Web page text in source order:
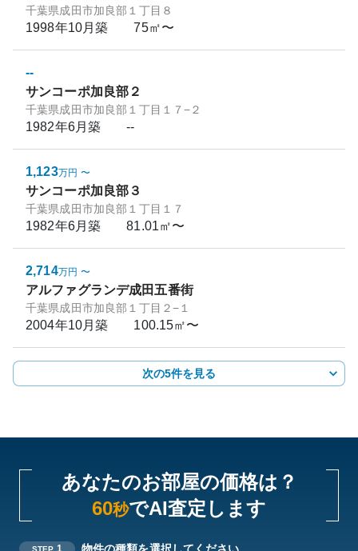
千葉県成田市加良部１丁目８
1998年10月築 75㎡〜
--
サンコーポ加良部２
千葉県成田市加良部１丁目１７−２
1982年6月築 --
1,123万円 〜
サンコーポ加良部３
千葉県成田市加良部１丁目１７
1982年6月築 81.01㎡〜
2,714万円 〜
アルファグランデ成田五番街
千葉県成田市加良部１丁目２−１
2004年10月築 100.15㎡〜
次の5件を見る
あなたのお部屋の価格は？
60秒でAI査定します
STEP 1